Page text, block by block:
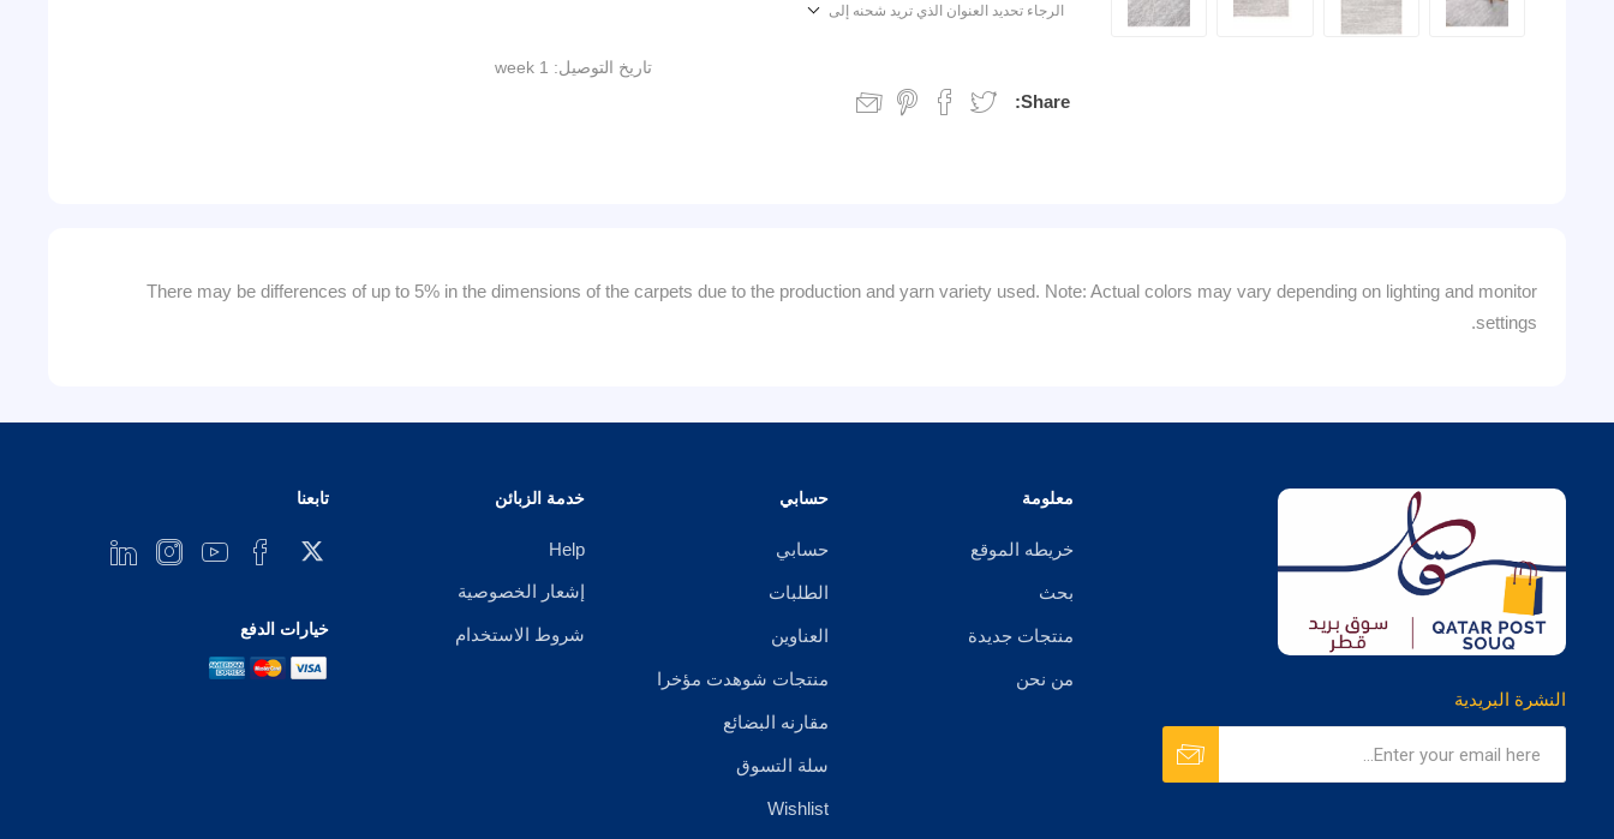
الرجاء تحديد العنوان الذي تريد شحنه إلى
تاريخ التوصيل: 1 week
Share:
There may be differences of up to 5% in the dimensions of the carpets due to the production and yarn variety used. Note: Actual colors may vary depending on lighting and monitor
settings.
النشرة البريدية
معلومة
خريطه الموقع
بحث
منتجات جديدة
من نحن
حسابي
حسابي
الطلبات
العناوين
منتجات شوهدت مؤخرا
مقارنه البضائع
سلة التسوق
Wishlist
خدمة الزبائن
Help
إشعار الخصوصية
شروط الاستخدام
تابعنا
خيارات الدفع